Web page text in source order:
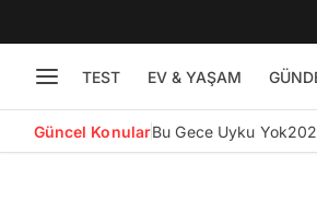
TEST EV & YAŞAM
Güncel KonularBu Gece Uyku Yok